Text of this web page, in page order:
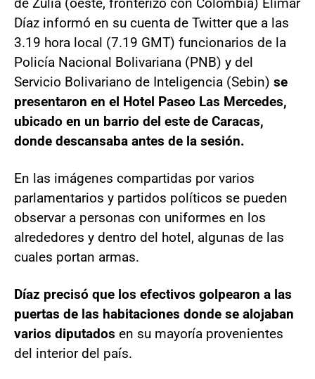
de Zulia (oeste, fronterizo con Colombia) Elimar
Díaz informó en su cuenta de Twitter que a las
3.19 hora local (7.19 GMT) funcionarios de la
Policía Nacional Bolivariana (PNB) y del
Servicio Bolivariano de Inteligencia (Sebin) se
presentaron en el Hotel Paseo Las Mercedes,
ubicado en un barrio del este de Caracas,
donde descansaba antes de la sesión.
En las imágenes compartidas por varios
parlamentarios y partidos políticos se pueden
observar a personas con uniformes en los
alrededores y dentro del hotel, algunas de las
cuales portan armas.
Díaz precisó que los efectivos golpearon a las
puertas de las habitaciones donde se alojaban
varios diputados en su mayoría provenientes
del interior del país.